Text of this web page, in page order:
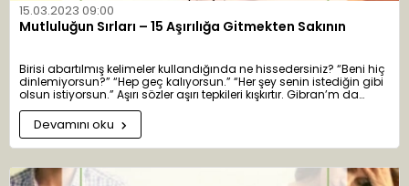
15.03.2023 09:00
Mutluluğun Sırları – 15 Aşırılığa Gitmekten Sakının
Birisi abartılmış kelimeler kullandığında ne hissedersiniz? “Beni hiç
dinlemiyorsun?” “Hep geç kalıyorsun.” “Her şey senin istediğin gibi
olsun istiyorsun.” Aşırı sözler aşırı tepkileri kışkırtır. Gibran’m da
belirttiği gibi, herkes, bütün, her zaman ve hiç kimse gibi kuvvetli
kelimeler genellikle hakikate dayalıdır. Hakikat abartıldığında diğer
kişiler kendini kaybeder, ya hep ya hiç nitelendirmelerini adil
bulmayarak şiddetle protesto eder ve hemen istisnalara işaret
Devamını oku